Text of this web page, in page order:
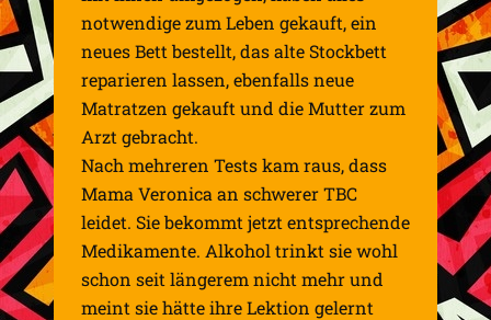
notwendige zum Leben gekauft, ein
neues Bett bestellt, das alte Stockbett
reparieren lassen, ebenfalls neue
Matratzen gekauft und die Mutter zum
Arzt gebracht.
Nach mehreren Tests kam raus, dass
Mama Veronica an schwerer TBC
leidet. Sie bekommt jetzt entsprechende
Medikamente. Alkohol trinkt sie wohl
schon seit längerem nicht mehr und
meint sie hätte ihre Lektion gelernt